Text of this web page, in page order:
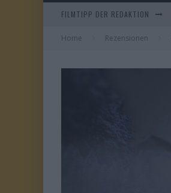
FILMTIPP DER REDAKTION
Home Rezensionen